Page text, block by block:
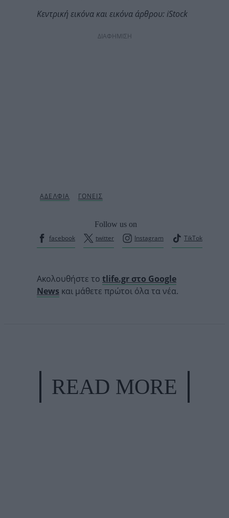
Κεντρική εικόνα και εικόνα άρθρου: iStock
ΔΙΑΦΗΜΙΣΗ
Follow us on
facebook
twitter Instagram TikTok
Ακολουθήστε το tlife.gr στο Google
News και μάθετε πρώτοι όλα τα νέα.
READ MORE